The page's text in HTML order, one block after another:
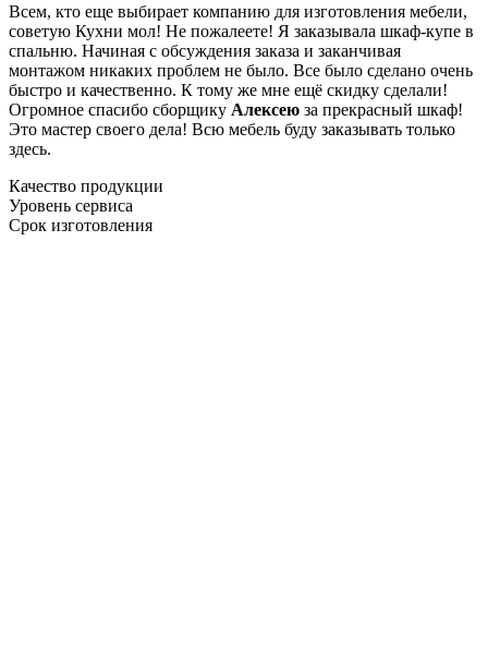
Всем, кто еще выбирает компанию для изготовления мебели,
советую Кухни мол! Не пожалеете! Я заказывала шкаф-купе в
спальню. Начиная с обсуждения заказа и заканчивая
монтажом никаких проблем не было. Все было сделано очень
быстро и качественно. К тому же мне ещё скидку сделали!
Огромное спасибо сборщику Алексею за прекрасный шкаф!
Это мастер своего дела! Всю мебель буду заказывать только
здесь.
Качество продукции
Уровень сервиса
Срок изготовления